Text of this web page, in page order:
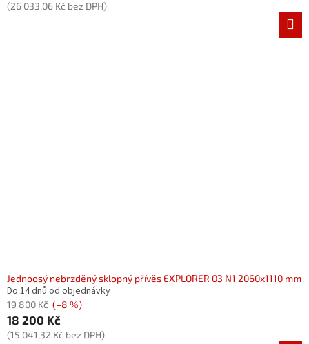
(26 033,06 Kč bez DPH)
Jednoosý nebrzděný sklopný přívěs EXPLORER 03 N1 2060x1110 mm
Do 14 dnů od objednávky
19 800 Kč (–8 %)
18 200 Kč
(15 041,32 Kč bez DPH)